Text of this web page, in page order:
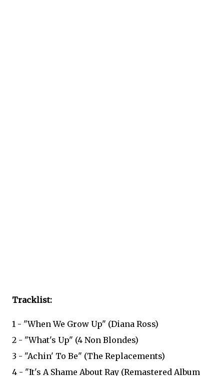
Tracklist:
1 - "When We Grow Up" (Diana Ross)
2 - "What's Up" (4 Non Blondes)
3 - "Achin' To Be" (The Replacements)
4 - "It's A Shame About Ray (Remastered Album